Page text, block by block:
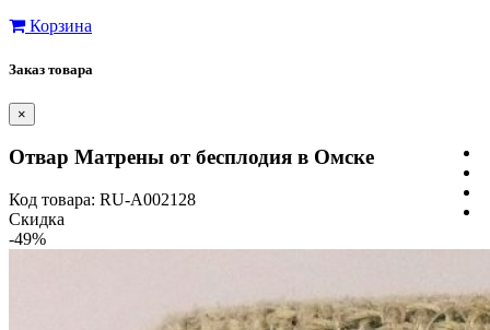
Корзина
Заказ товара
×
Отвар Матрены от бесплодия в Омске
Код товара: RU-A002128
Скидка
-49%